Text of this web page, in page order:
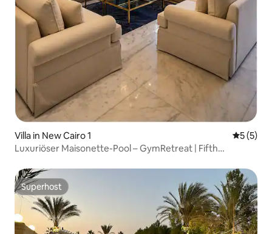
Villa in New Cairo 1
5 (5)
Luxuriöser Maisonette-Pool – GymRetreat | Fifth
Superhost
Superhost